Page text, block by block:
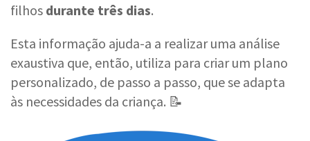
filhos durante três dias.
Esta informação ajuda-a a realizar uma análise
exaustiva que, então, utiliza para criar um plano
personalizado, de passo a passo, que se adapta
às necessidades da criança. 📝